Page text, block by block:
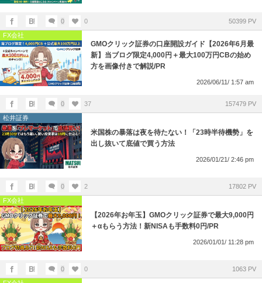
0 0
50399 PV
FX会社
GMOクリック証券の口座開設ガイド【2026年6月最
新】当ブログ限定4,000円＋最大100万円CBの始め
方を画像付きで解説/PR
2026/06/11/ 1:57 am
0 37
157479 PV
松井証券
米国株の暴落は夜を待たない！「23時半待機勢」を
出し抜いて底値で買う方法
2026/01/21/ 2:46 pm
0 2
17802 PV
FX会社
【2026年お年玉】GMOクリック証券で最大9,000円
＋αもらう方法！新NISAも手数料0円/PR
2026/01/01/ 11:28 pm
0 0
1063 PV